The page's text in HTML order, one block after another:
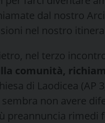
dal nostro
nel nostro
nel terzo
comunità,
di Laodicea (AP
non avere
preannuncia rimedi